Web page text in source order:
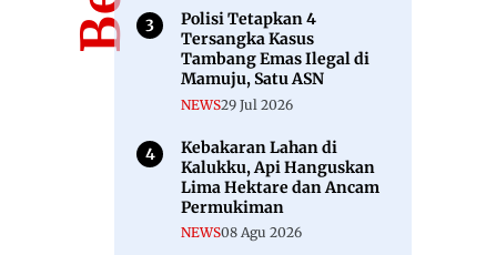
Polisi Tetapkan 4
Tersangka Kasus
Tambang Emas Ilegal di
Mamuju, Satu ASN
NEWS29 Jul 2026
Kebakaran Lahan di
Kalukku, Api Hanguskan
Lima Hektare dan Ancam
Permukiman
NEWS08 Agu 2026